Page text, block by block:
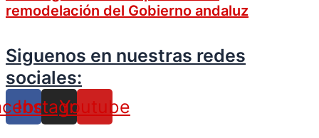
remodelación del Gobierno andaluz
Siguenos en nuestras redes
sociales:
Instagram
Youtube